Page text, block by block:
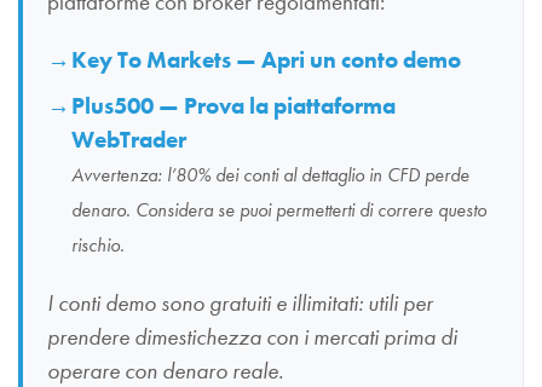
Key To Markets — Apri un conto demo
Plus500 — Prova la piattaforma
WebTrader
Avvertenza: l’80% dei conti al dettaglio in CFD perde
denaro. Considera se puoi permetterti di correre questo
rischio.
I conti demo sono gratuiti e illimitati: utili per
prendere dimestichezza con i mercati prima di
operare con denaro reale.